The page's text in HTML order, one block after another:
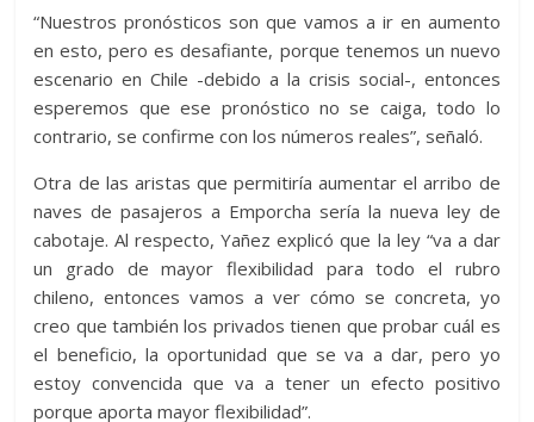
“Nuestros pronósticos son que vamos a ir en aumento
en esto, pero es desafiante, porque tenemos un nuevo
escenario en Chile -debido a la crisis social-, entonces
esperemos que ese pronóstico no se caiga, todo lo
contrario, se confirme con los números reales”, señaló.
Otra de las aristas que permitiría aumentar el arribo de
naves de pasajeros a Emporcha sería la nueva ley de
cabotaje. Al respecto, Yañez explicó que la ley “va a dar
un grado de mayor flexibilidad para todo el rubro
chileno, entonces vamos a ver cómo se concreta, yo
creo que también los privados tienen que probar cuál es
el beneficio, la oportunidad que se va a dar, pero yo
estoy convencida que va a tener un efecto positivo
porque aporta mayor flexibilidad”.